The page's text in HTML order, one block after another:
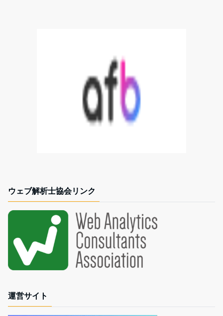
ウェブ解析士協会リンク
運営サイト